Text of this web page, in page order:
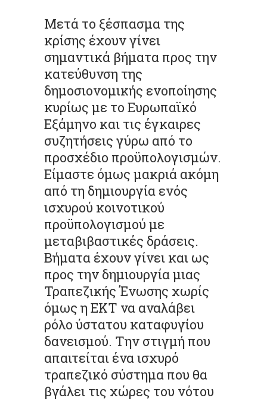
Μετά το ξέσπασμα της
κρίσης έχουν γίνει
σημαντικά βήματα προς την
κατεύθυνση της
δημοσιονομικής ενοποίησης
κυρίως με το Ευρωπαϊκό
Εξάμηνο και τις έγκαιρες
συζητήσεις γύρω από το
προσχέδιο προϋπολογισμών.
Είμαστε όμως μακριά ακόμη
από τη δημιουργία ενός
ισχυρού κοινοτικού
προϋπολογισμού με
μεταβιβαστικές δράσεις.
Βήματα έχουν γίνει και ως
προς την δημιουργία μιας
Τραπεζικής Ένωσης χωρίς
όμως η ΕΚΤ να αναλάβει
ρόλο ύστατου καταφυγίου
δανεισμού. Την στιγμή που
απαιτείται ένα ισχυρό
τραπεζικό σύστημα που θα
βγάλει τις χώρες του νότου